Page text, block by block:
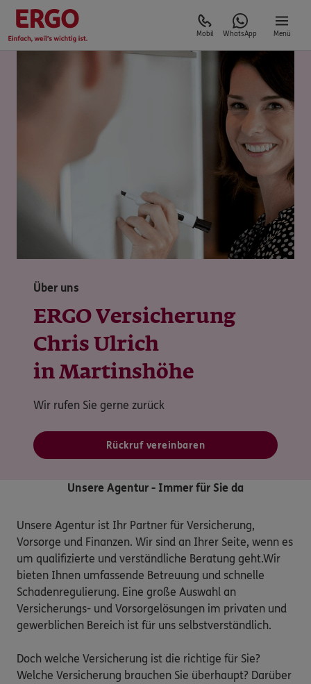
Mobil WhatsApp Menü
Über uns
ERGO Versicherung
Chris Ulrich
in Martinshöhe
Wir rufen Sie gerne zurück
Rückruf vereinbaren
Unsere Agentur - Immer für Sie da
Unsere Agentur ist Ihr Partner für Versicherung,
Vorsorge und Finanzen. Wir sind an Ihrer Seite, wenn es
um qualifizierte und verständliche Beratung geht.Wir
bieten Ihnen umfassende Betreuung und schnelle
Schadenregulierung. Eine große Auswahl an
Versicherungs- und Vorsorgelösungen im privaten und
gewerblichen Bereich ist für uns selbstverständlich.
Doch welche Versicherung ist die richtige für Sie?
Welche Versicherung brauchen Sie überhaupt? Darüber